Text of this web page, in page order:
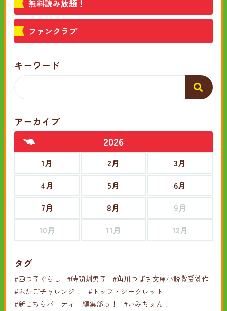
無料読み放題！
ファンクラブ
キーワード
アーカイブ
2026
1月 2月
3月
4月
5月
6月
7月
8月
9月
10月
11月 12月
タグ
#四つ子ぐらし #時間割男子 #角川つばさ文庫小説賞受賞作
#ふたごチャレンジ！
#トップ・シークレット
#新こちらパーティー編集部っ！
#いみちぇん！